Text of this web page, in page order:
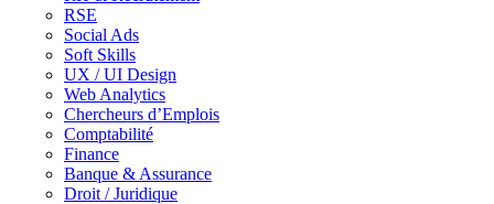
RSE
Social Ads
Soft Skills
UX / UI Design
Web Analytics
Chercheurs d’Emplois
Comptabilité
Finance
Banque & Assurance
Droit / Juridique